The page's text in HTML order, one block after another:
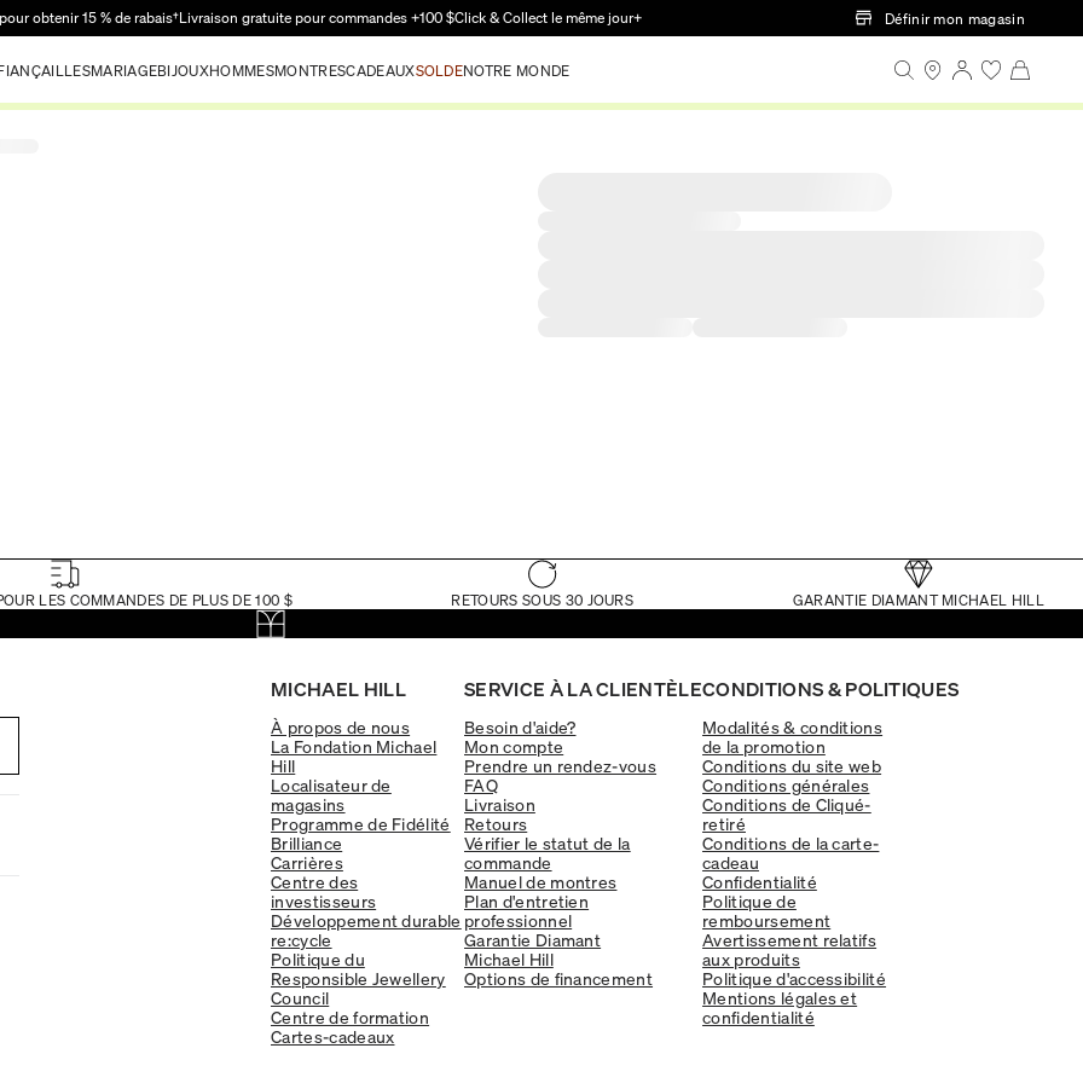
Passer au contenu principal
obtenir 15 % de rabais†Livraison gratuite pour commandes +100 $Click & Collect le même jour+ Définir mon magasin
MARIAGEBIJOUXHOMMESMONTRESCADEAUXSOLDENOTRE MONDE
LES COMMANDES DE PLUS DE 100 $ RETOURS SOUS 30 JOURS GARANTIE DIAMANT MICHAEL HILL
MICHAEL HILL
À propos de nous
La Fondation Michael
Hill
Localisateur de
magasins
Programme de Fidélité
Brilliance
Carrières
Centre des
investisseurs
Développement durable
re:cycle
Politique du
Responsible Jewellery
Council
Centre de formation
Cartes-cadeaux
SERVICE À LA CLIENTÈLE
Besoin d'aide?
Mon compte
Prendre un rendez-vous
FAQ
Livraison
Retours
Vérifier le statut de la
commande
Manuel de montres
Plan d'entretien
professionnel
Garantie Diamant
Michael Hill
Options de financement
CONDITIONS & POLITIQUES
Modalités & conditions
de la promotion
Conditions du site web
Conditions générales
Conditions de Cliqué-
retiré
Conditions de la carte-
cadeau
Confidentialité
Politique de
remboursement
Avertissement relatifs
aux produits
Politique d'accessibilité
Mentions légales et
confidentialité